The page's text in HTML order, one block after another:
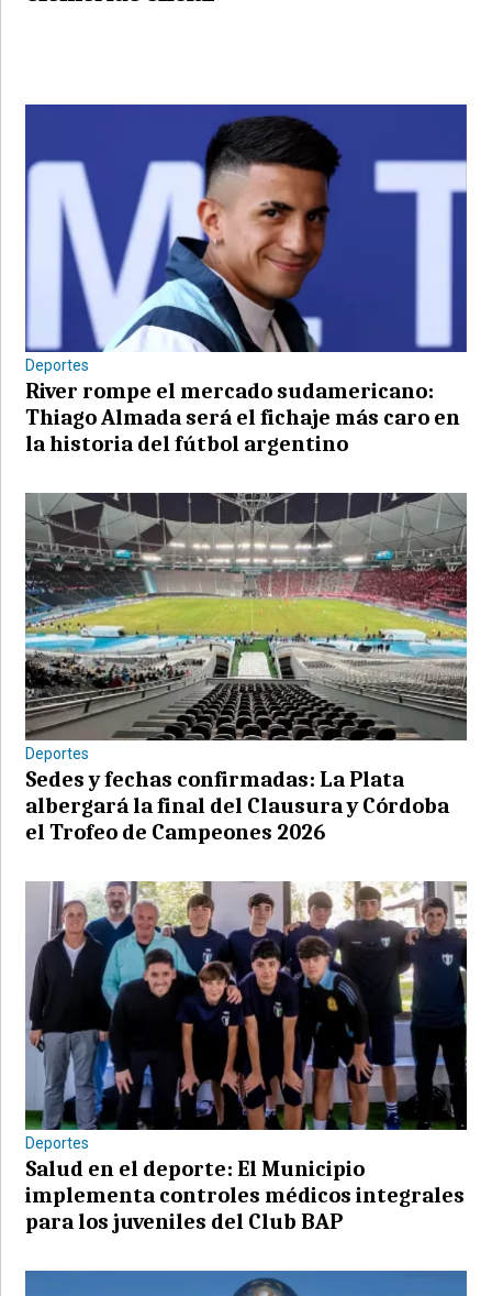
Deportes
River rompe el mercado sudamericano:
Thiago Almada será el fichaje más caro en
la historia del fútbol argentino
Deportes
Sedes y fechas confirmadas: La Plata
albergará la final del Clausura y Córdoba
el Trofeo de Campeones 2026
Deportes
Salud en el deporte: El Municipio
implementa controles médicos integrales
para los juveniles del Club BAP